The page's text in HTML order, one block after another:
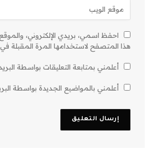
احفظ اسمي، بريدي الإلكتروني،
هذا المتصفح لاستخدامها المرة المقبلة
أعلمني بمتابعة التعليقات بواسطة البريد
أعلمني بالمواضيع الجديدة بواسطة